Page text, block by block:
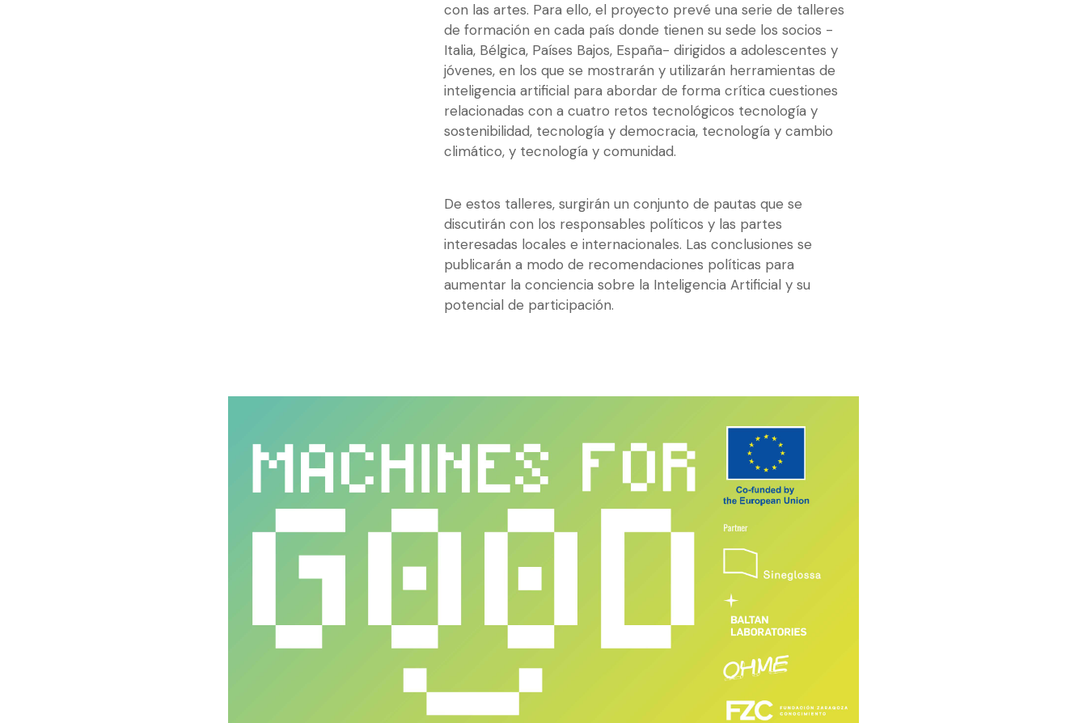
con las artes. Para ello, el proyecto prevé una serie de talleres
de formación en cada país donde tienen su sede los socios -
Italia, Bélgica, Países Bajos, España- dirigidos a adolescentes y
jóvenes, en los que se mostrarán y utilizarán herramientas de
inteligencia artificial para abordar de forma crítica cuestiones
relacionadas con a cuatro retos tecnológicos tecnología y
sostenibilidad, tecnología y democracia, tecnología y cambio
climático, y tecnología y comunidad.
De estos talleres, surgirán un conjunto de pautas que se
discutirán con los responsables políticos y las partes
interesadas locales e internacionales. Las conclusiones se
publicarán a modo de recomendaciones políticas para
aumentar la conciencia sobre la Inteligencia Artificial y su
potencial de participación.